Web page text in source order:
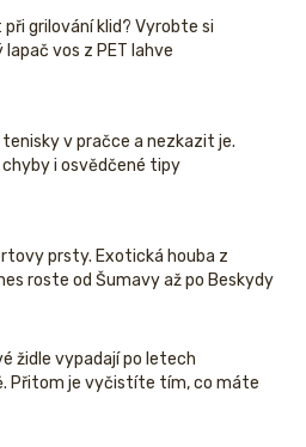
grilování klid? Vyrobte si
vos z PET lahve
v pračce a nezkazit je.
chyby i osvědčené tipy
prsty. Exotická houba z
roste od Šumavy až po Beskydy
židle vypadají po letech
Přitom je vyčistíte tím, co máte